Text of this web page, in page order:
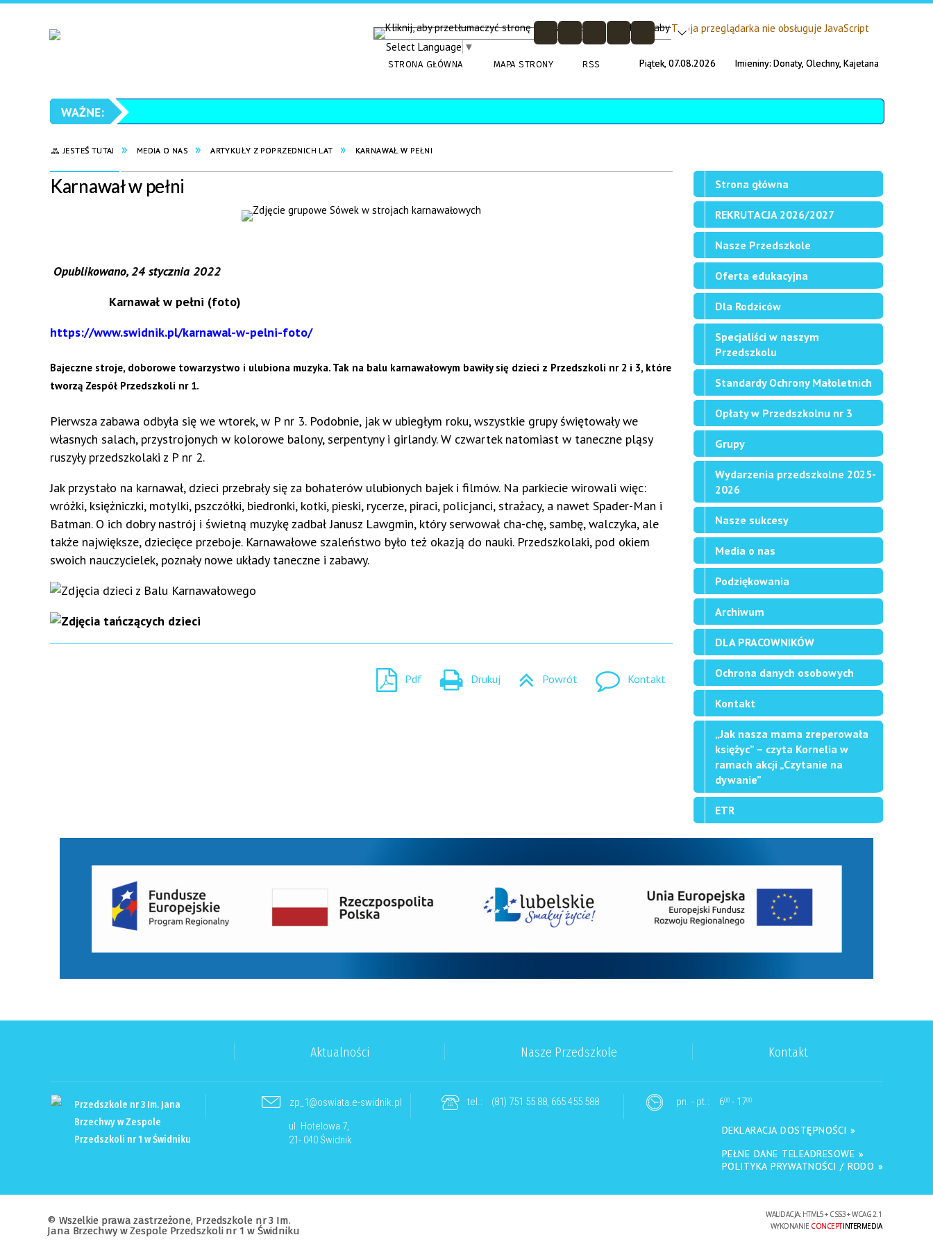
Select Language ▼
Twoja przeglądarka nie obsługuje JavaScript
STRONA GŁÓWNA MAPA STRONY RSS Piątek, 07.08.2026 Imieniny: Donaty, Olechny, Kajetana
JESTEŚ TUTAJ MEDIA O NAS ARTYKUŁY Z POPRZEDNICH LAT KARNAWAŁ W PEŁNI
Karnawał w pełni
Opublikowano, 24 stycznia 2022
Karnawał w pełni (foto)
https://www.swidnik.pl/karnawal-w-pelni-foto/
Bajeczne stroje, doborowe towarzystwo i ulubiona muzyka. Tak na balu karnawałowym bawiły się dzieci z Przedszkoli nr 2 i 3, które
tworzą Zespół Przedszkoli nr 1.
Pierwsza zabawa odbyła się we wtorek, w P nr 3. Podobnie, jak w ubiegłym roku, wszystkie grupy świętowały we
własnych salach, przystrojonych w kolorowe balony, serpentyny i girlandy. W czwartek natomiast w taneczne pląsy
ruszyły przedszkolaki z P nr 2.
Jak przystało na karnawał, dzieci przebrały się za bohaterów ulubionych bajek i filmów. Na parkiecie wirowali więc:
wróżki, księżniczki, motylki, pszczółki, biedronki, kotki, pieski, rycerze, piraci, policjanci, strażacy, a nawet Spader-Man i
Batman. O ich dobry nastrój i świetną muzykę zadbał Janusz Lawgmin, który serwował cha-chę, sambę, walczyka, ale
także największe, dziecięce przeboje. Karnawałowe szaleństwo było też okazją do nauki. Przedszkolaki, pod okiem
swoich nauczycielek, poznały nowe układy taneczne i zabawy.
Pdf Drukuj Powrót Kontakt
Strona główna
REKRUTACJA 2026/2027
Nasze Przedszkole
Oferta edukacyjna
Dla Rodziców
Specjaliści w naszym
Przedszkolu
Standardy Ochrony Małoletnich
Opłaty w Przedszkolnu nr 3
Grupy
Wydarzenia przedszkolne 2025-
2026
Nasze sukcesy
Media o nas
Podziękowania
Archiwum
DLA PRACOWNIKÓW
Ochrona danych osobowych
Kontakt
„Jak nasza mama zreperowała
księżyc” – czyta Kornelia w
ramach akcji „Czytanie na
dywanie”
ETR
Aktualności Nasze Przedszkole Kontakt
Przedszkole nr 3 Im. Jana
Brzechwy w Zespole
Przedszkoli nr 1 w Świdniku
zp_1@oswiata.e-swidnik.pl
ul. Hotelowa 7,
21- 040 Świdnik
tel.: (81) 751 55 88, 665 455 588 pn. - pt.: 600 - 1700
DEKLARACJA DOSTĘPNOŚCI »
PEŁNE DANE TELEADRESOWE »
POLITYKA PRYWATNOŚCI / RODO »
© Wszelkie prawa zastrzeżone, Przedszkole nr 3 Im.
Jana Brzechwy w Zespole Przedszkoli nr 1 w Świdniku
WALIDACJA: HTML5+ CSS3+WCAG 2.1
WYKONANIE CONCEPTINTERMEDIA